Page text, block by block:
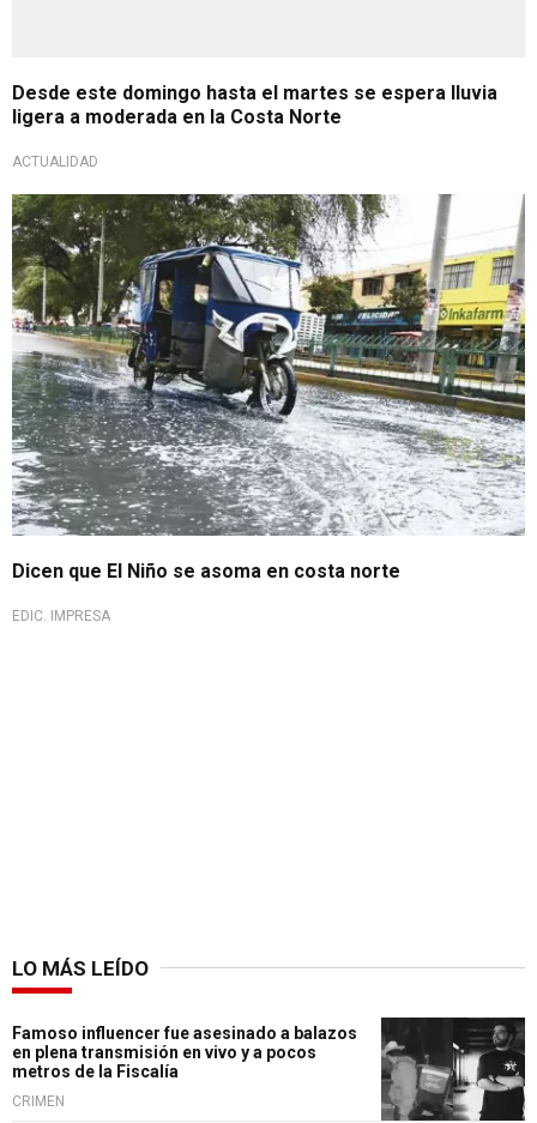
Desde este domingo hasta el martes se espera lluvia
ligera a moderada en la Costa Norte
ACTUALIDAD
Dicen que El Niño se asoma en costa norte
EDIC. IMPRESA
LO MÁS LEÍDO
Famoso influencer fue asesinado a balazos
en plena transmisión en vivo y a pocos
metros de la Fiscalía
CRIMEN